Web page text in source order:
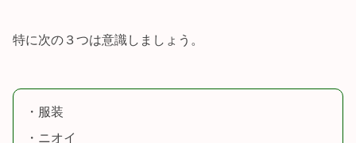
特に次の３つは意識しましょう。
・服装
・ニオイ